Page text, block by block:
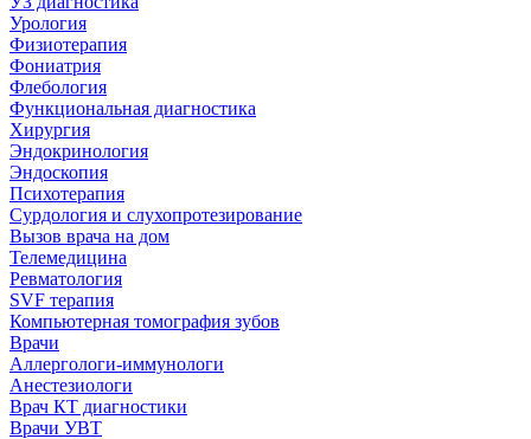
Урология
Физиотерапия
Фониатрия
Флебология
Функциональная диагностика
Хирургия
Эндокринология
Эндоскопия
Психотерапия
Сурдология и слухопротезирование
Вызов врача на дом
Телемедицина
Ревматология
SVF терапия
Компьютерная томография зубов
Врачи
Аллергологи-иммунологи
Анестезиологи
Врач КТ диагностики
Врачи УВТ